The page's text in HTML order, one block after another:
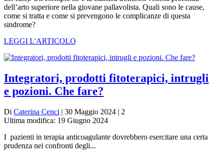
dell’arto superiore nella giovane pallavolista. Quali sono le cause,
come si tratta e come si prevengono le complicanze di questa
sindrome?
LEGGI L'ARTICOLO
Integratori, prodotti fitoterapici, intrugli
e pozioni. Che fare?
Di Caterina Cenci | 30 Maggio 2024 | 2
Ultima modifica: 19 Giugno 2024
I pazienti in terapia anticoagulante dovrebbero esercitare una certa
prudenza nei confronti degli...